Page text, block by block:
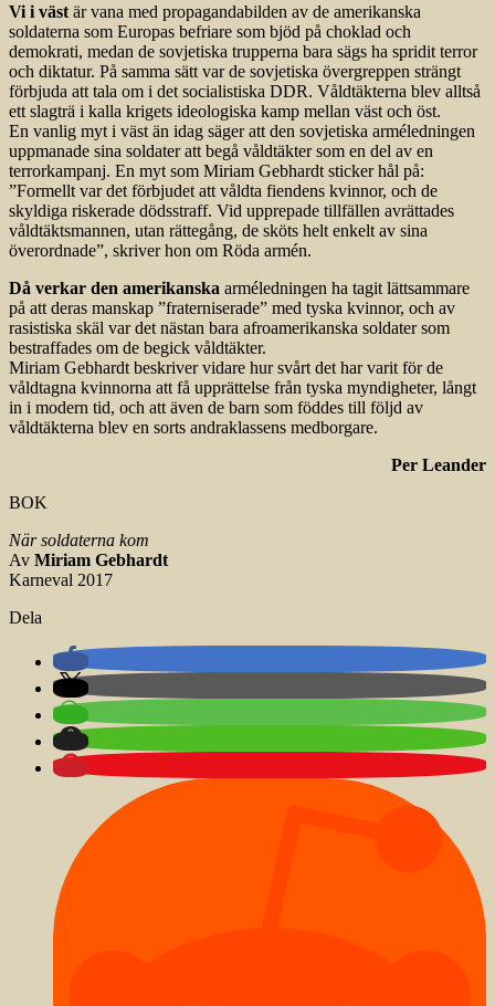
Vi i väst är vana med propagandabilden av de amerikanska
soldaterna som Europas befriare som bjöd på choklad och
demokrati, medan de sovjetiska trupperna bara sägs ha spridit terror
och diktatur. På samma sätt var de sovjetiska övergreppen strängt
förbjuda att tala om i det socialistiska DDR. Våldtäkterna blev alltså
ett slagträ i kalla krigets ideologiska kamp mellan väst och öst.
En vanlig myt i väst än idag säger att den sovjetiska arméledningen
uppmanade sina soldater att begå våldtäkter som en del av en
terrorkampanj. En myt som Miriam Gebhardt sticker hål på:
”Formellt var det förbjudet att våldta fiendens kvinnor, och de
skyldiga riskerade dödsstraff. Vid upprepade tillfällen avrättades
våldtäktsmannen, utan rättegång, de sköts helt enkelt av sina
överordnade”, skriver hon om Röda armén.
Då verkar den amerikanska arméledningen ha tagit lättsammare
på att deras manskap ”fraterniserade” med tyska kvinnor, och av
rasistiska skäl var det nästan bara afroamerikanska soldater som
bestraffades om de begick våldtäkter.
Miriam Gebhardt beskriver vidare hur svårt det har varit för de
våldtagna kvinnorna att få upprättelse från tyska myndigheter, långt
in i modern tid, och att även de barn som föddes till följd av
våldtäkterna blev en sorts andraklassens medborgare.
Per Leander
BOK
När soldaterna kom
Av Miriam Gebhardt
Karneval 2017
Dela